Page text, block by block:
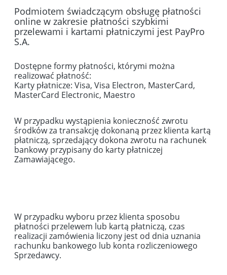
Podmiotem świadczącym obsługę płatności
online w zakresie płatności szybkimi
przelewami i kartami płatniczymi jest PayPro
S.A.
Dostępne formy płatności, którymi można
realizować płatność:
Karty płatnicze: Visa, Visa Electron, MasterCard,
MasterCard Electronic, Maestro
W przypadku wystąpienia konieczność zwrotu
środków za transakcję dokonaną przez klienta kartą
płatniczą, sprzedający dokona zwrotu na rachunek
bankowy przypisany do karty płatniczej
Zamawiającego.
W przypadku wyboru przez klienta sposobu
płatności przelewem lub kartą płatniczą, czas
realizacji zamówienia liczony jest od dnia uznania
rachunku bankowego lub konta rozliczeniowego
Sprzedawcy.